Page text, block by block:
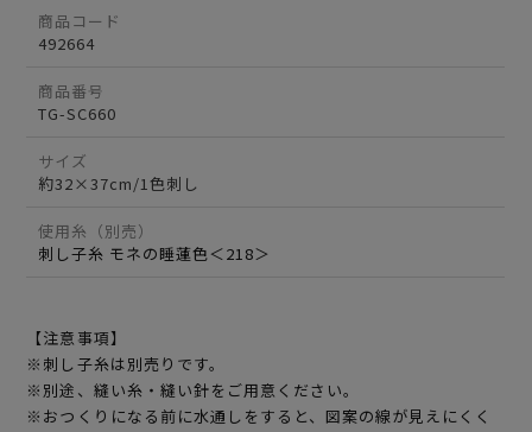
商品コード
492664
商品番号
TG-SC660
サイズ
約32×37cm/1色刺し
使用糸（別売）
刺し子糸 モネの睡蓮色＜218＞
【注意事項】
※刺し子糸は別売りです。
※別途、縫い糸・縫い針をご用意ください。
※おつくりになる前に水通しをすると、図案の線が見えにくく